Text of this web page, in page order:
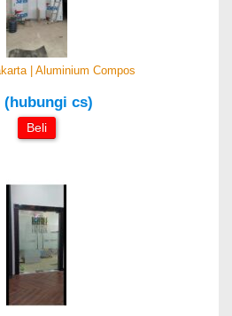
| Aluminium Compos
(hubungi cs)
Beli